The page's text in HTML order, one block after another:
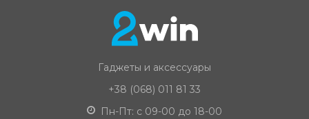
Гаджеты и аксессуары
+38 (068) 011 81 33
Пн-Пт: с 09-00 до 18-00